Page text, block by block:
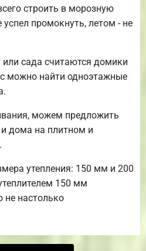
строить в морозную
успел промокнуть, летом - не
сада считаются домики
можно найти одноэтажные
можем предложить
дома на плитном и
утепления: 150 мм и 200
150 мм
не настолько